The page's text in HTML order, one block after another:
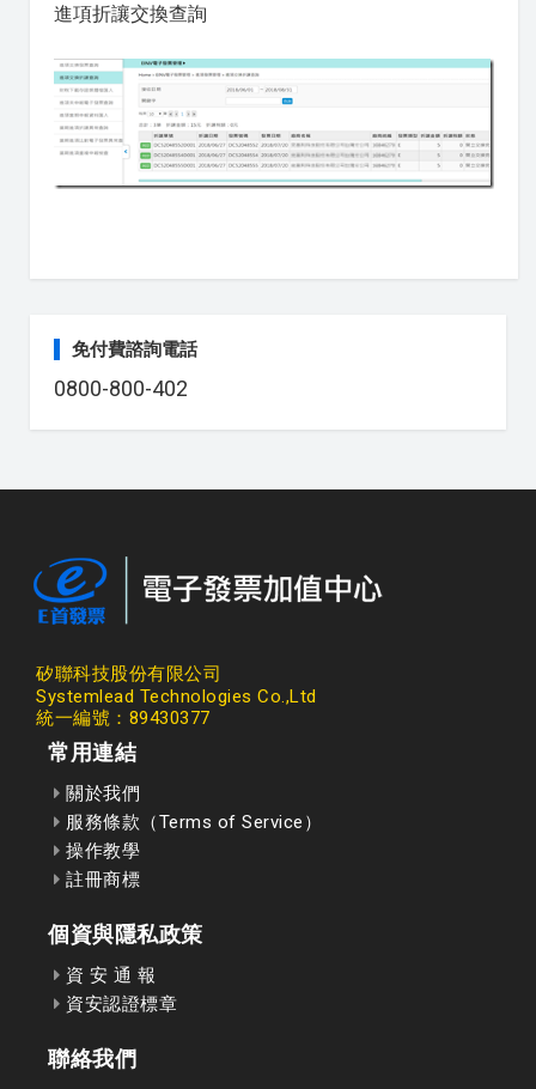
進項折讓交換查詢
免付費諮詢電話
0800-800-402
矽聯科技股份有限公司
Systemlead Technologies Co.,Ltd
統一編號：89430377
常用連結
關於我們
服務條款（Terms of Service）
操作教學
註冊商標
個資與隱私政策
資 安 通 報
資安認證標章
聯絡我們